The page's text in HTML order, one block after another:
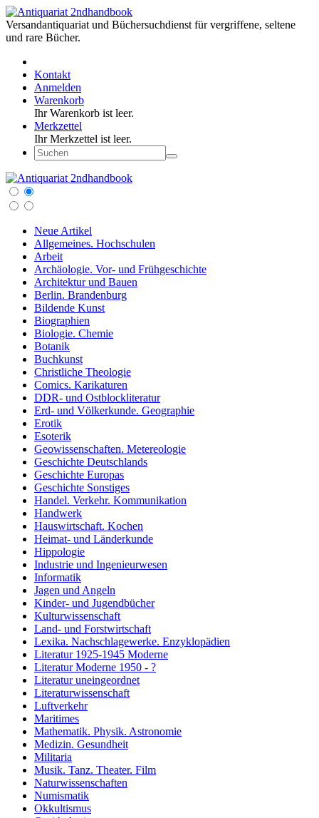
Versandantiquariat und Büchersuchdienst für vergriffene, seltene
und rare Bücher.
Kontakt
Anmelden
Warenkorb
Ihr Warenkorb ist leer.
Merkzettel
Ihr Merkzettel ist leer.
Neue Artikel
Allgemeines. Hochschulen
Arbeit
Archäologie. Vor- und Frühgeschichte
Architektur und Bauen
Berlin. Brandenburg
Bildende Kunst
Biographien
Biologie. Chemie
Botanik
Buchkunst
Christliche Theologie
Comics. Karikaturen
DDR- und Ostblockliteratur
Erd- und Völkerkunde. Geographie
Erotik
Esoterik
Geowissenschaften. Metereologie
Geschichte Deutschlands
Geschichte Europas
Geschichte Sonstiges
Handel. Verkehr. Kommunikation
Handwerk
Hauswirtschaft. Kochen
Heimat- und Länderkunde
Hippologie
Industrie und Ingenieurwesen
Informatik
Jagen und Angeln
Kinder- und Jugendbücher
Kulturwissenschaft
Land- und Forstwirtschaft
Lexika. Nachschlagewerke. Enzyklopädien
Literatur 1925-1945 Moderne
Literatur Moderne 1950 - ?
Literatur uneingeordnet
Literaturwissenschaft
Luftverkehr
Maritimes
Mathematik. Physik. Astronomie
Medizin. Gesundheit
Militaria
Musik. Tanz. Theater. Film
Naturwissenschaften
Numismatik
Okkultismus